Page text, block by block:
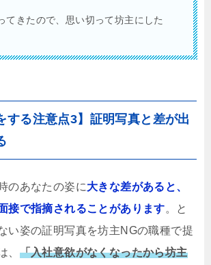
てきたので、思い切って坊主にした
する注意点3】証明写真と差が出
のあなたの姿に大きな差があると、
接で指摘されることがあります。と
い姿の証明写真を坊主NGの職種で提
、 「入社意欲がなくなったから坊主